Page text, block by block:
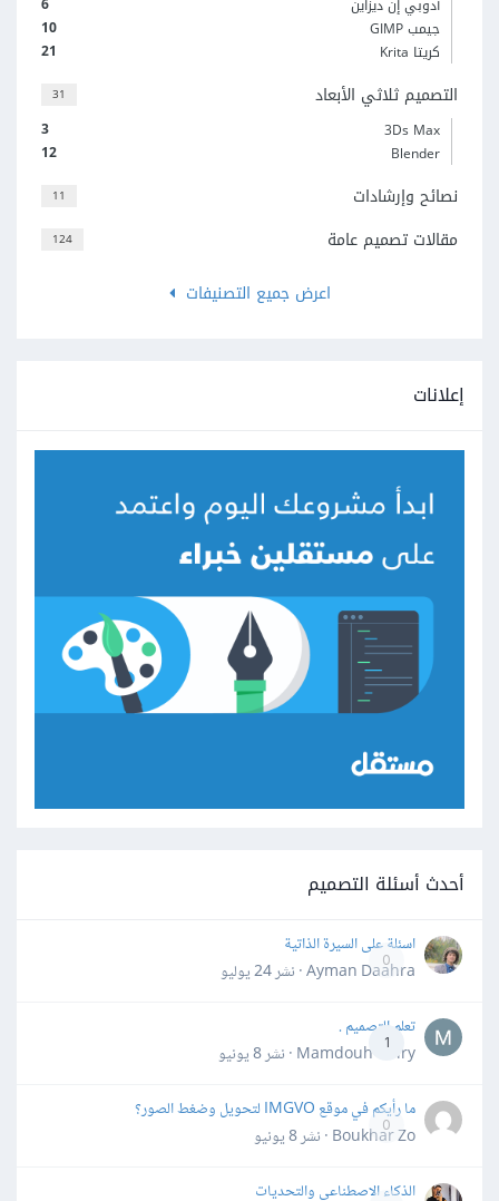
أدوبي إن ديزاين
10
جيمب GIMP
21
كريتا Krita
31 التصميم ثلاثي الأبعاد
3
3Ds Max
12
Blender
11 نصائح وإرشادات
124
مقالات تصميم عامة
اعرض جميع التصنيفات
إعلانات
أحدث أسئلة التصميم
0
اسئلة على السيرة الذاتية
Ayman Daahra · نشر
24 يوليو
1
تعلم التصميم .
Mamdouh Khiry · نشر
8 يونيو
0
ما رأيكم في موقع IMGVO لتحويل وضغط الصور؟
Boukhar Zo · نشر
8 يونيو
الذكاء الاصطناعي والتحديات